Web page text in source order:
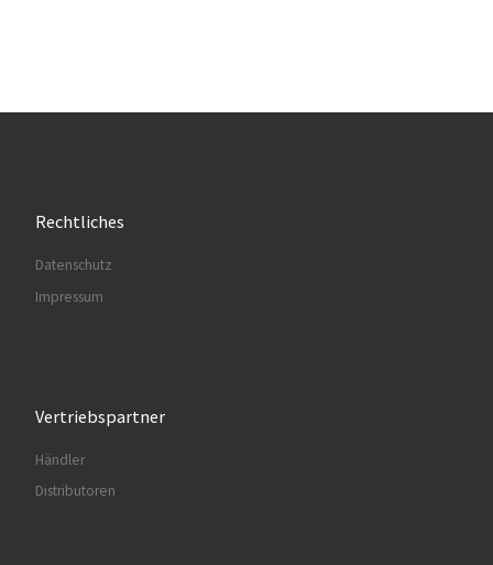
Rechtliches
Datenschutz
Impressum
Vertriebspartner
Händler
Distributoren